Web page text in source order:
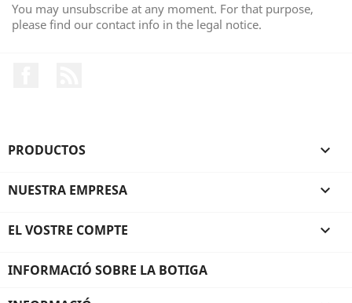
You may unsubscribe at any moment. For that purpose,
please find our contact info in the legal notice.
PRODUCTOS 
NUESTRA EMPRESA 
EL VOSTRE COMPTE 
INFORMACIÓ SOBRE LA BOTIGA